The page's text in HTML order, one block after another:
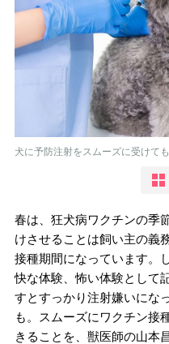
犬に予防注射をスムーズに受けて
春は、狂犬病ワクチンの季
けさせることは飼い主の義
接種期間になっています。
快な体験、怖い体験として
すとすっかり注射嫌いにな
も。スムーズにワクチン接
きることを、獣医師の山本